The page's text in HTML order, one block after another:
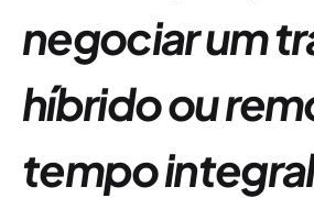
negociar um
híbrido ou
tempo integral